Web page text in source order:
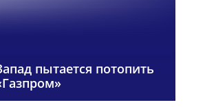
пытается потопить